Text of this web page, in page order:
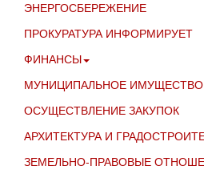
ЭНЕРГОСБЕРЕЖЕНИЕ
ПРОКУРАТУРА ИНФОРМИРУЕТ
ФИНАНСЫ
МУНИЦИПАЛЬНОЕ ИМУЩЕСТВО
ОСУЩЕСТВЛЕНИЕ ЗАКУПОК
АРХИТЕКТУРА И
ЗЕМЕЛЬНО-ПРАВОВЫЕ